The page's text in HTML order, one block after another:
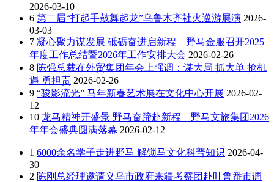
2026-03-10
6 第二届“打起手鼓舞起龙”乌鲁木齐社火巡游展演 2026-
03-03
7 凝心聚力谋发展 砥砺奋进启新程—野马金服召开2025
年度工作总结暨2026年工作安排大会 2026-02-26
8 陈强总裁在外贸集团年会上强调：谋大局 抓大单 抢机
遇 勇担责 2026-02-26
9 “骏影流光” 马年新春艺术展在文化中心开展 2026-02-
12
10 龙马精神开盛景 野马奋蹄赴新程—野马文旅集团2026
年年会盛典圆满落幕 2026-02-12
1 6000余名学子走进野马 解锁马文化科普知识 2026-04-
30
2 陈刚总经理邀请义乌市政府来疆考察团赴吐鲁番市调